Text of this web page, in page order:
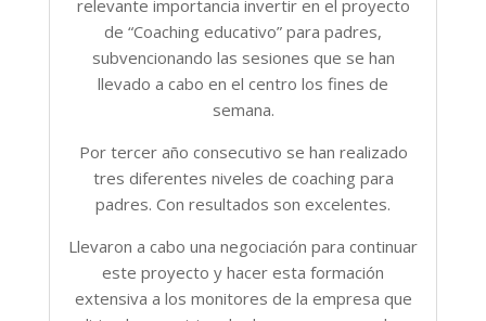
relevante importancia invertir en el proyecto
de “Coaching educativo” para padres,
subvencionando las sesiones que se han
llevado a cabo en el centro los fines de
semana.
Por tercer año consecutivo se han realizado
tres diferentes niveles de coaching para
padres. Con resultados son excelentes.
Llevaron a cabo una negociación para continuar
este proyecto y hacer esta formación
extensiva a los monitores de la empresa que